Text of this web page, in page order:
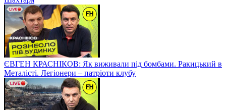
ЄВГЕН КРАСНІКОВ: Як виживали під бомбами. Ракицький в
Металісті. Легіонери – патріоти клубу